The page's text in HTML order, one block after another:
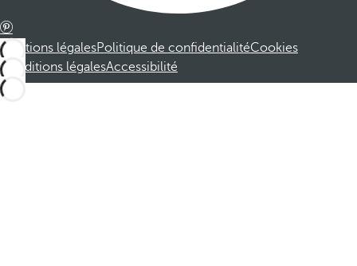
Mentions légalesPolitique de confidentialitéCookies
Conditions légalesAccessibilité